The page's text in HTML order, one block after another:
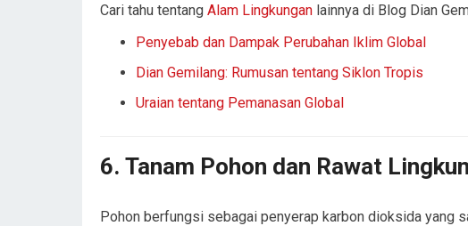
Cari tahu tentang Alam Lingkungan lainnya di Blog Dian
Penyebab dan Dampak Perubahan Iklim Global
Dian Gemilang: Rumusan tentang Siklon Tropis
Uraian tentang Pemanasan Global
6. Tanam Pohon dan Rawat
Pohon berfungsi sebagai penyerap karbon dioksida yang